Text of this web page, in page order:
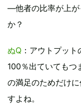
―他者の比率が上が
か？
ぬQ ：アウトプッ
100％出ていてもつ
の満足のためだけ
すよね。